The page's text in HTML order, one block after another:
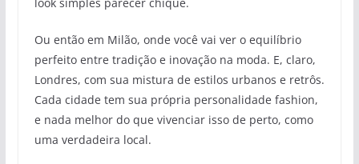
Ou então em Milão, onde você vai ver o equilíbrio
perfeito entre tradição e inovação na moda. E, claro,
Londres, com sua mistura de estilos urbanos e retrôs.
Cada cidade tem sua própria personalidade fashion,
e nada melhor do que vivenciar isso de perto, como
uma verdadeira local.